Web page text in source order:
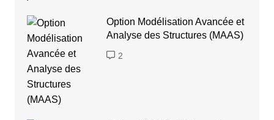
Option Modélisation Avancée et
Analyse des Structures (MAAS)
2